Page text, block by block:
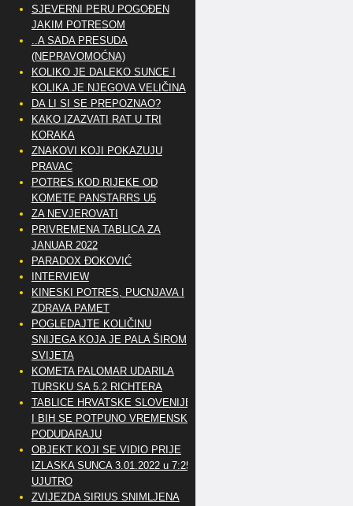
SJEVERNI PERU POGOĐEN
JAKIM POTRESOM
..A SADA PRESUDA
(NEPRAVOMOĆNA)
KOLIKO JE DALEKO SUNCE I
KOLIKA JE NJEGOVA VELIČINA
DA LI SI SE PREPOZNAO?
KAKO IZAZVATI RAT U TRI
KORAKA
ZNAKOVI KOJI POKAZUJU
PRAVAC
POTRES KOD RIJEKE OD
KOMETE PANSTARRS U5
ZA NEVJEROVATI
PRIVREMENA TABLICA ZA
JANUAR 2022
PARADOX ĐOKOVIĆ
INTERVIEW
KINESKI POTRES, PUCNJAVA I
ZDRAVA PAMET
POGLEDAJTE KOLIČINU
SNIJEGA KOJA JE PALA ŠIROM
SVIJETA
KOMETA PALOMAR UDARILA
TURSKU SA 5.2 RICHTERA
TABLICE HRVATSKE SLOVENIJE
I BIH SE POTPUNO VREMENSKI
PODUDARAJU
OBJEKT KOJI SE VIDIO PRIJE
IZLASKA SUNCA 3.01.2022 u 7:25
UJUTRO
ZVIJEZDA SIRIUS SNIMLJENA